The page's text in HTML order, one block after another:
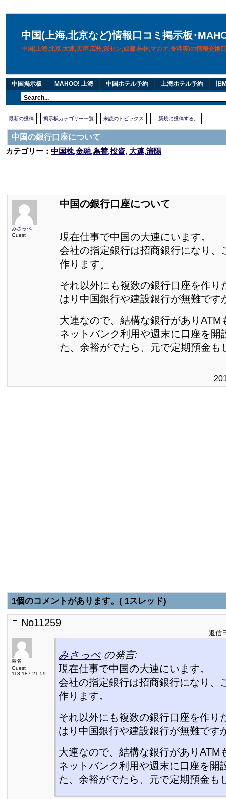
中国(上海,北京など)情報口コミ掲示板･
中国(上海,北京,大連,天津,広州,深セン,成都,桂林,マカオ,香港等)の情報交換
中国掲示板 MAHOO! 上海 中国ホテル予約 上海ホテル予約 旧
最新の投稿 掲示板カテゴリー一覧 未読のトピックス 新規に投稿する。
中国の銀行口座について
カテゴリー： 中国株,金融,為替,投資, 大連,瀋陽
みさっぺ
Guest
中国の銀行口座について
現在仕事で中国の大連にいます。
会社の指定銀行は招商銀行になり、
作ります。
それ以外にも複数の銀行口座を作り
はり中国銀行や建設銀行が無難です
大連なので、結構な銀行がありATM
ネットバンク利用や週末に口座を開
た、余裕がでたら、元で定期預金も
1個のコメントがあります。( 1スレッド)
No11259
返信
匿名
Guest
118.187.21.59
みさっぺ の発言:
現在仕事で中国の大連にいます。
会社の指定銀行は招商銀行になり、
作ります。
それ以外にも複数の銀行口座を作り
はり中国銀行や建設銀行が無難です
大連なので、結構な銀行がありATM
ネットバンク利用や週末に口座を開
た、余裕がでたら、元で定期預金も